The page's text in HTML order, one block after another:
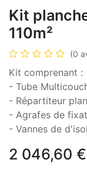
Kit
110m²
(0
Kit comprenant :
- Tube
- Répartiteur
- Agrafes de
- Vannes de
2 046,60 €